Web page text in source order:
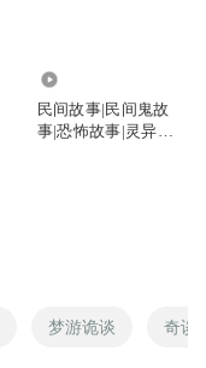
民间故事|民间鬼故
事|恐怖故事|灵异故
梦游诡谈 奇谈